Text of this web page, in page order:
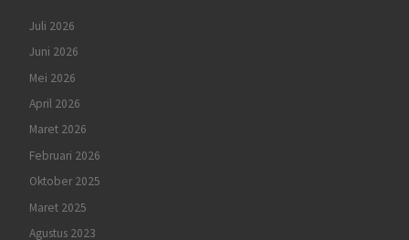
Juli 2026
Juni 2026
Mei 2026
April 2026
Maret 2026
Februari 2026
Oktober 2025
Maret 2025
Agustus 2023